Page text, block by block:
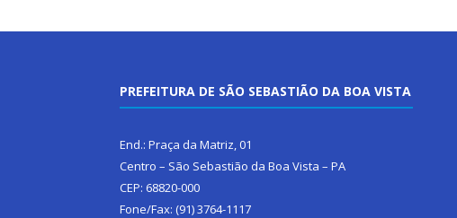
PREFEITURA DE SÃO SEBASTIÃO DA BOA VISTA
End.: Praça da Matriz, 01
Centro – São Sebastião da Boa Vista – PA
CEP: 68820-000
Fone/Fax: (91) 3764-1117